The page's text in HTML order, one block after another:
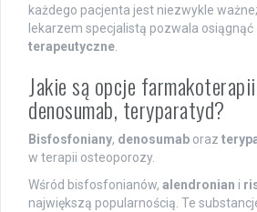
każdego pacjenta jest niezwykle
lekarzem specjalistą pozwala osiągnąć
terapeutyczne
Jakie są opcje
denosumab, teryparatyd?
Bisfosfoniany, denosumab oraz
w terapii osteoporozy.
Wśród bisfosfonianów, alendronian i
największą popularnością. Te